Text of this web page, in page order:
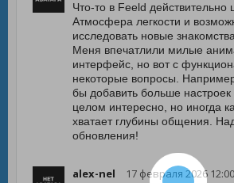
Что-то в Feeld действительно
Атмосфера легкости и
исследовать новые
Меня впечатлили милые
интерфейс, но вот с
некоторые вопросы.
бы добавить больше настроек
целом интересно, но иногда
хватает глубины общения.
обновления!
alex-nel 17 февраля 2026 12:00